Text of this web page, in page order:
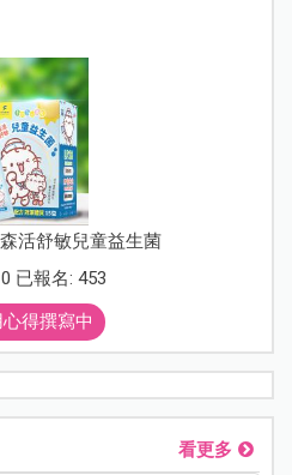
森活舒敏兒童益生菌
已報名: 453
得撰寫中
看更多